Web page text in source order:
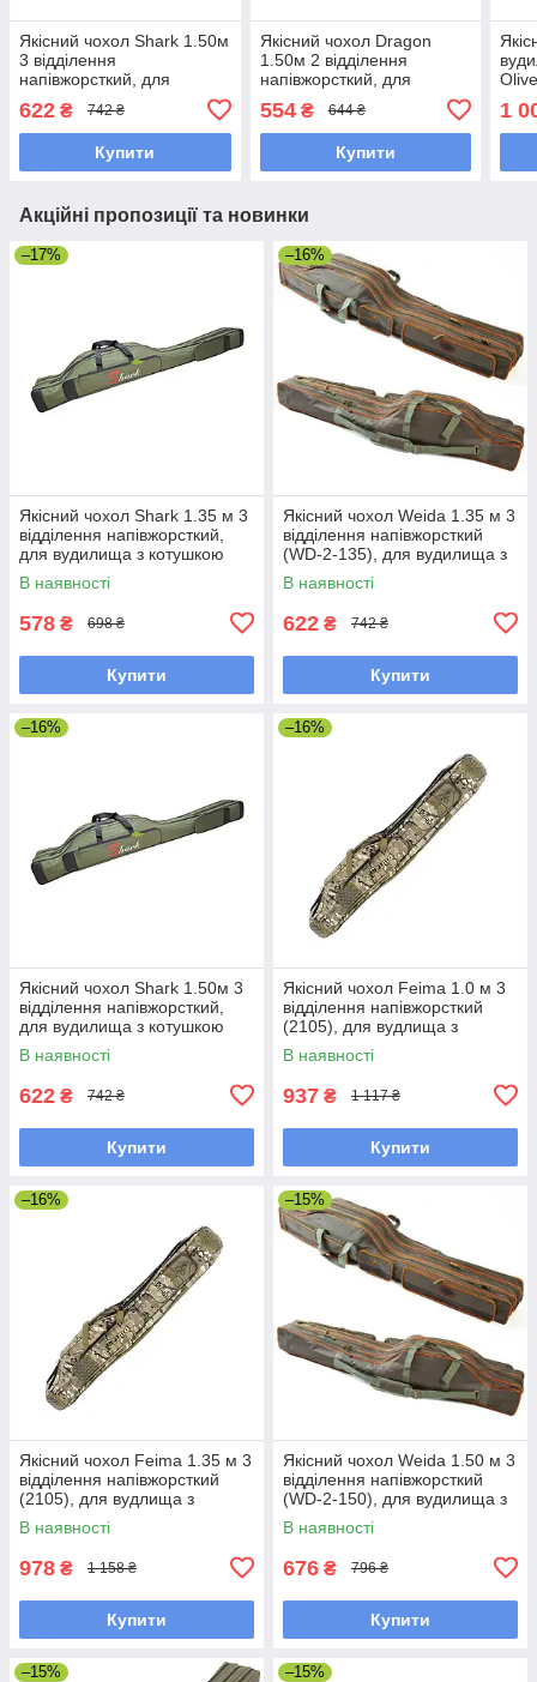
Якісний чохол Shark 1.50м
3 відділення
напівжорсткий, для
(темно-зелений)
622 ₴ 742 ₴
Купити
Якісний чохол Dragon
1.50м 2 відділення
напівжорсткий, для
(темно-зелений)
554₴ 644 ₴
Купити
1
Акційні пропозиції та новинки
–17%
Якісний чохол Shark 1.35 м 3
відділення напівжорсткий,
для вудилища з котушкою
(темно-зелений)
В наявності
578 ₴ 698 ₴
Купити
–16%
Якісний чохол Weida 1.35 м 3
відділення напівжорсткий
(WD-2-135), для вудилища з
котушкою (хакі)
В наявності
622 ₴ 742 ₴
Купити
–16%
Якісний чохол Shark 1.50м 3
відділення напівжорсткий,
для вудилища з котушкою
(темно-зелений)
В наявності
622 ₴ 742 ₴
Купити
–16%
Якісний чохол Feima 1.0 м 3
відділення напівжорсткий
(2105), для вудлища з
котушкою (камуфляж
лісовий)
В наявності
937 ₴ 1 117 ₴
Купити
–16%
Якісний чохол Feima 1.35 м 3
відділення напівжорсткий
(2105), для вудлища з
котушкою (камуфляж
лісовий)
В наявності
978 ₴ 1 158 ₴
Купити
–15%
Якісний чохол Weida 1.50 м 3
відділення напівжорсткий
(WD-2-150), для вудилища з
котушкою (хакі)
В наявності
676 ₴ 796 ₴
Купити
–15% –15%